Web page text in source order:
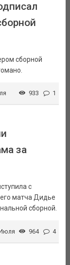
сборной
933 1
за
с
матча Дидье
сборной.
964 4